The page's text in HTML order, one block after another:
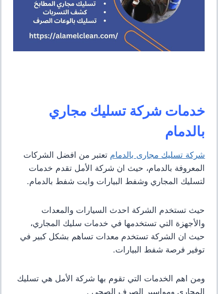
خدمات شركة تسليك مجاري
بالدمام
شركة تسليك مجارى بالدمام تعتبر من افضل الشركات
المعروفة بالدمام، حيث ان شركة الأمل تقدم خدمات
لتسليك المجاري وشفط البيارات وايت شفط بالدمام.
حيث تستخدم الشركة احدث السيارات والمعدات
والأجهزة التي تستخدمها في خدمات سليك المجاري،
حيث ان الشركة تستخدم معدات تساهم بشكل كبير في
توفير فرصة شفط البيارات.
ومن اهم الخدمات التي تقوم بها شركة الأمل هي تسليك
المجاري ومواسير الصرف الصحي .